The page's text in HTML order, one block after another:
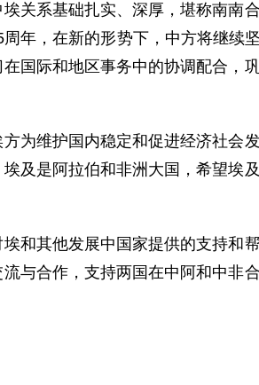
系基础扎实、深厚，堪称南南
年，在新的形势下，中方将继续
国际和地区事务中的协调配合，
维护国内稳定和促进经济社会发
及是阿拉伯和非洲大国，希望埃
其他发展中国家提供的支持和
与合作，支持两国在中阿和中非